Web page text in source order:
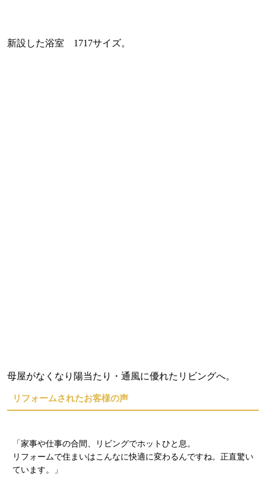
新設した浴室 1717サイズ。
母屋がなくなり陽当たり・通風に優れたリビングへ。
リフォームされたお客様の声
「家事や仕事の合間、リビングでホットひと息。
リフォームで住まいはこんなに快適に変わるんですね。 正直驚い
ています。」